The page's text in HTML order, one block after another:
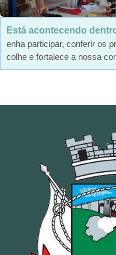
Está acontecendo
enha participar, conferir os
colhe e fortalece a nossa